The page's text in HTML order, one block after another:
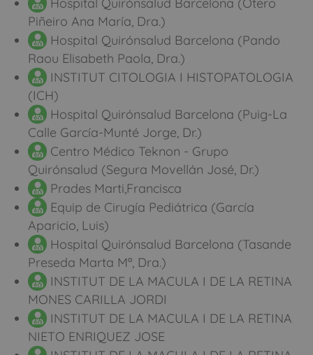
Piñeiro Ana María, Dra.)
Hospital Quirónsalud Barcelona (Pando
Raou Elisabeth Paola, Dra.)
INSTITUT CITOLOGIA I HISTOPATOLOGIA
(ICH)
Hospital Quirónsalud Barcelona (Puig-La
Calle García-Munté Jorge, Dr.)
Centro Médico Teknon - Grupo
Quirónsalud (Segura Movellán José, Dr.)
Prades Marti,Francisca
Equip de Cirugía Pediátrica (García
Aparicio, Luis)
Hospital Quirónsalud Barcelona (Tasande
Preseda Marta Mª, Dra.)
INSTITUT DE LA MACULA I DE LA RETINA
MONES CARILLA JORDI
INSTITUT DE LA MACULA I DE LA RETINA
NIETO ENRIQUEZ JOSE